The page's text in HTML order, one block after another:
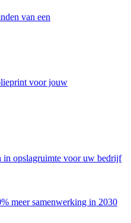
van een
voor jouw
in opslagruimte voor uw bedrijf
meer samenwerking in 2030